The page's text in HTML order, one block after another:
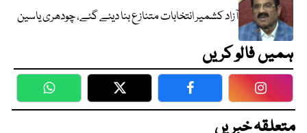
آزاد کشمیر انتخابات متنازع بنا دیئے گئے، چودھری یاسین
ہمیں فالو کریں
WhatsApp Twitter Facebook
متعلقہ خبریں